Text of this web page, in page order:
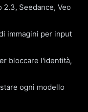
2.3, Seedance, Veo
immagini per input
bloccare l'identità,
ogni modello